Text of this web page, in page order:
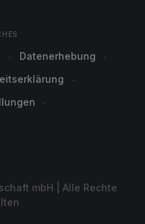
Datenerhebung
mbH | Alle Rechte